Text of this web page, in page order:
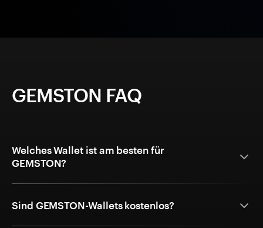
GEMSTON FAQ
Welches Wallet ist am besten für
GEMSTON?
Sind GEMSTON-Wallets kostenlos?